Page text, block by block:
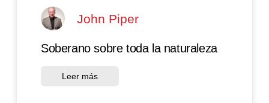
John Piper
Soberano sobre toda la naturaleza
Leer más